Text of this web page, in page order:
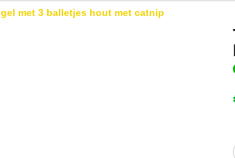
met 3 balletjes hout met catnip